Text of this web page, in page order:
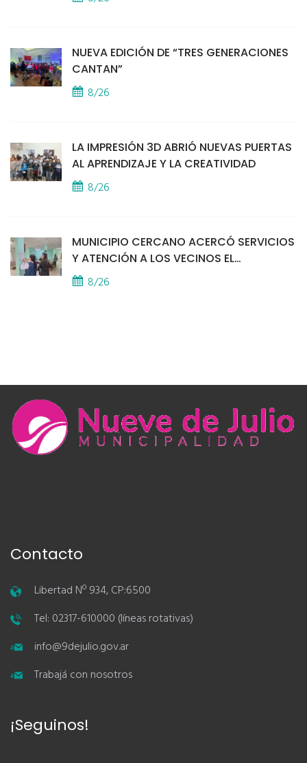
SEGURIDAD
NUEVA EDICIÓN DE “TRES GENERACIONES
CANTAN”
8/26
LA IMPRESIÓN 3D ABRIÓ NUEVAS PUERTAS
AL APRENDIZAJE Y LA CREATIVIDAD
8/26
MUNICIPIO CERCANO ACERCÓ SERVICIOS
Y ATENCIÓN A LOS VECINOS EL
PROVINCIAL
8/26
Contacto
Libertad Nº 934, CP:6500
Tel: 02317-610000 (líneas rotativas)
info@9dejulio.gov.ar
Trabajá con nosotros
¡Seguinos!